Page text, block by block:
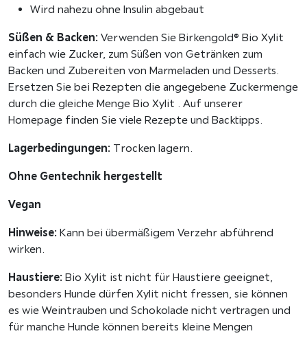
B
u
t
e
l
u
B
-
M
i
s
M
e
Wird nahezu ohne Insulin abgebaut
Süßen & Backen: Verwenden Sie Birkengold® Bio Xylit
einfach wie Zucker, zum Süßen von Getränken zum
Backen und Zubereiten von Marmeladen und Desserts.
Ersetzen Sie bei Rezepten die angegebene Zuckermenge
durch die gleiche Menge Bio Xylit . Auf unserer
Homepage finden Sie viele Rezepte und Backtipps.
Lagerbedingungen: Trocken lagern.
Ohne Gentechnik hergestellt
Vegan
Hinweise: Kann bei übermäßigem Verzehr abführend
wirken.
Haustiere: Bio Xylit ist nicht für Haustiere geeignet,
besonders Hunde dürfen Xylit nicht fressen, sie können
es wie Weintrauben und Schokolade nicht vertragen und
für manche Hunde können bereits kleine Mengen